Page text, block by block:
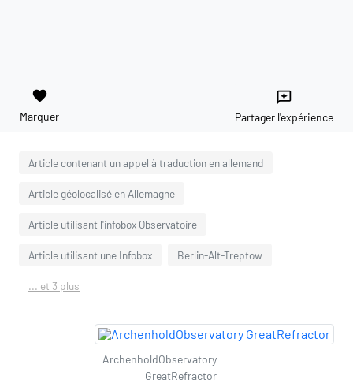
favorite
Marquer
reviews
Partager l'expérience
Article contenant un appel à traduction en allemand
Article géolocalisé en Allemagne
Article utilisant l'infobox Observatoire
Article utilisant une Infobox Berlin-Alt-Treptow
... et 3 plus
ArchenholdObservatory
GreatRefractor